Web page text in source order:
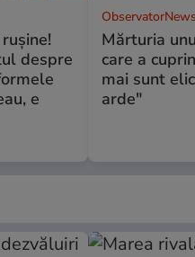
despre
e
Mărturia
care a
mai sunt
arde"